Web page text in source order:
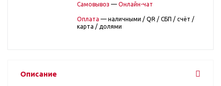
Самовывоз — Онлайн-чат
Оплата — наличными / QR / СБП / счёт /
карта / долями
Описание